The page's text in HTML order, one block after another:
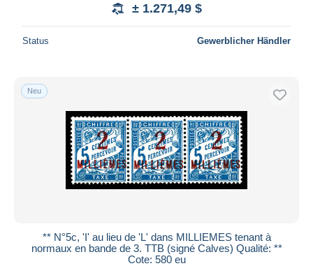
± 1.271,49 $
Status Gewerblicher Händler
Neu
** N°5c, 'I' au lieu de 'L' dans MILLIEMES tenant à
normaux en bande de 3. TTB (signé Calves) Qualité: **
Cote: 580 eu